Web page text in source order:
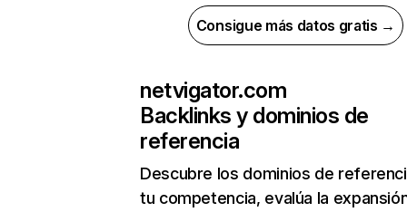
Consigue más datos gratis →
netvigator.com
Backlinks y dominios de
referencia
Descubre los dominios de
tu competencia, evalúa la